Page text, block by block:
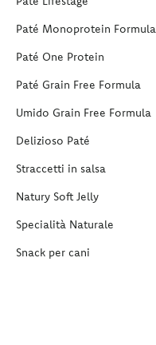
Paté Monoprotein Formula
Paté One Protein
Paté Grain Free Formula
Umido Grain Free Formula
Delizioso Paté
Straccetti in salsa
Natury Soft Jelly
Specialità Naturale
Snack per cani